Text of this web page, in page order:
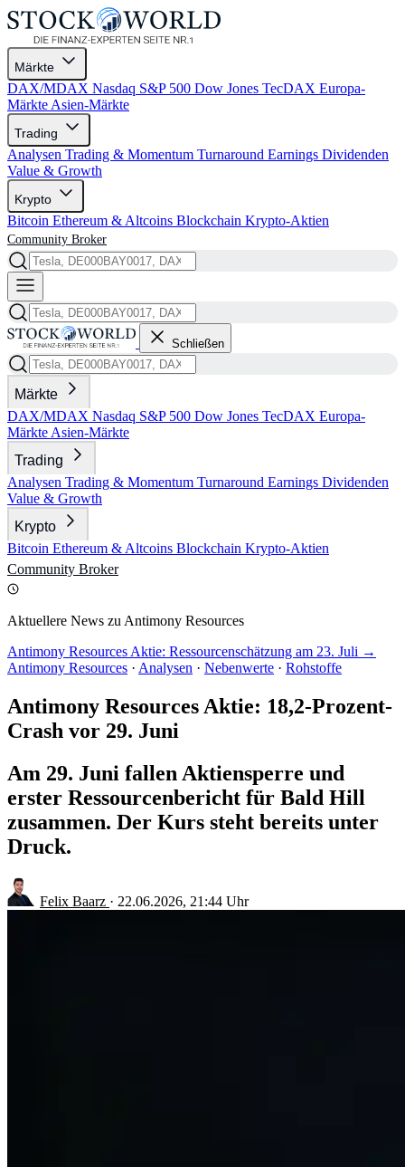
Märkte
DAX/MDAX Nasdaq S&P 500 Dow Jones TecDAX Europa-
Märkte Asien-Märkte
Trading
Analysen Trading & Momentum Turnaround Earnings Dividenden
Value & Growth
Krypto
Bitcoin Ethereum & Altcoins Blockchain Krypto-Aktien
Community Broker
Schließen
Märkte
DAX/MDAX Nasdaq S&P 500 Dow Jones TecDAX Europa-
Märkte Asien-Märkte
Trading
Analysen Trading & Momentum Turnaround Earnings Dividenden
Value & Growth
Krypto
Bitcoin Ethereum & Altcoins Blockchain Krypto-Aktien
Community Broker
Aktuellere News zu Antimony Resources
Antimony Resources Aktie: Ressourcenschätzung am 23. Juli →
Antimony Resources · Analysen · Nebenwerte · Rohstoffe
Antimony Resources Aktie: 18,2-Prozent-
Crash vor 29. Juni
Am 29. Juni fallen Aktiensperre und
erster Ressourcenbericht für Bald Hill
zusammen. Der Kurs steht bereits unter
Druck.
Felix Baarz · 22.06.2026, 21:44 Uhr